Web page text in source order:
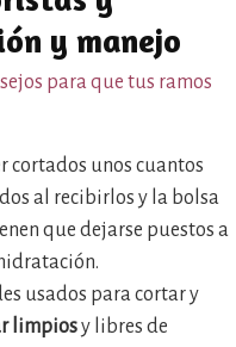
y manejo
para que tus ramos
cortados unos cuantos
al recibirlos y la bolsa
que dejarse puestos a
usados para cortar y
limpiosy libres de